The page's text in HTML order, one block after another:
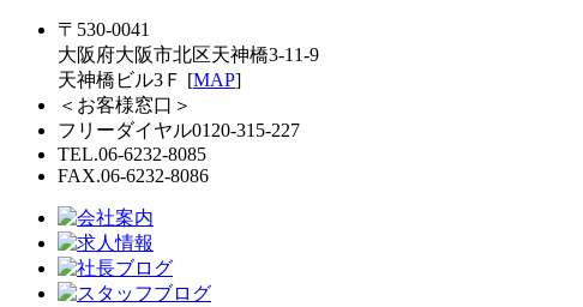
〒530-0041
大阪府大阪市北区天神橋3-11-9
天神橋ビル3Ｆ [MAP]
＜お客様窓口＞
フリーダイヤル0120-315-227
TEL.06-6232-8085
FAX.06-6232-8086